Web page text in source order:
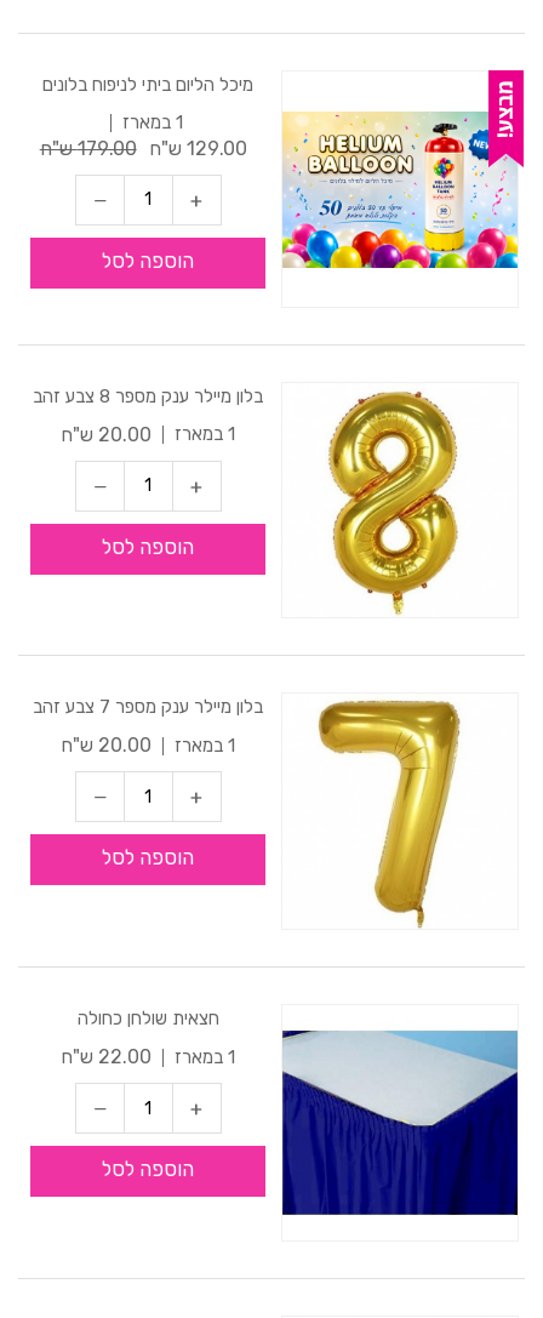
מיכל הליום ביתי לניפוח בלונים
1 במארז
129.00 ש"ח 179.00 ש"ח
הוספה לסל
בלון מיילר ענק מספר 8 צבע זהב
1 במארז
20.00 ש"ח
הוספה לסל
בלון מיילר ענק מספר 7 צבע זהב
1 במארז
20.00 ש"ח
הוספה לסל
חצאית שולחן כחולה
1 במארז
22.00 ש"ח
הוספה לסל